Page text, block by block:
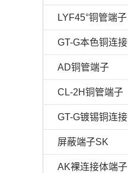
LYF45°铜管端子
AD铜管端子
CL-2H铜管端子
屏蔽端子SK
AK裸连接体端子